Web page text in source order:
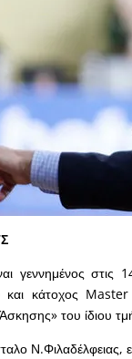
γεννημένος στις
κάτοχος Master
του ίδιου
Ν.Φιλαδέλφειας,